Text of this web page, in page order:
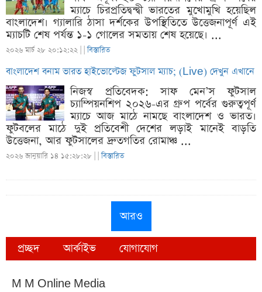
ম্যাচে চিরপ্রতিদ্বন্দ্বী ভারতের মুখোমুখি হয়েছিল
বাংলাদেশ। গ্যালারি ঠাসা দর্শকের উপস্থিতিতে উত্তেজনাপূর্ণ এই
ম্যাচটি শেষ পর্যন্ত ১-১ গোলের সমতায় শেষ হয়েছে। ...
২০২৬ মার্চ ২৮ ২০:১২:২২ | |বিস্তারিত
বাংলাদেশ বনাম ভারত হাইভোল্টেজ ফুটসাল ম্যাচ; (Live) দেখুন এখানে
নিজস্ব প্রতিবেদক: সাফ মেন’স ফুটসাল
চ্যাম্পিয়নশিপ ২০২৬-এর গ্রুপ পর্বের গুরুত্বপূর্ণ
ম্যাচে আজ মাঠে নামছে বাংলাদেশ ও ভারত।
ফুটবলের মাঠে দুই প্রতিবেশী দেশের লড়াই মানেই বাড়তি
উত্তেজনা, আর ফুটসালের দ্রুতগতির রোমাঞ্চ ...
২০২৬ জানুয়ারি ১৪ ১৫:২৮:২৮ | |বিস্তারিত
আরও
প্রচ্ছদ আর্কাইভ যোগাযোগ
M M Online Media